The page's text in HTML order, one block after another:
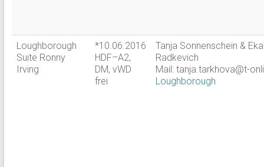
Loughborough
Suite Ronny
Irving
*10.06.2016
HDF–A2,
DM, vWD
frei
Tanja Sonnenschein &
Radkevich
Mail: tanja.tarkhova@t-
Loughborough